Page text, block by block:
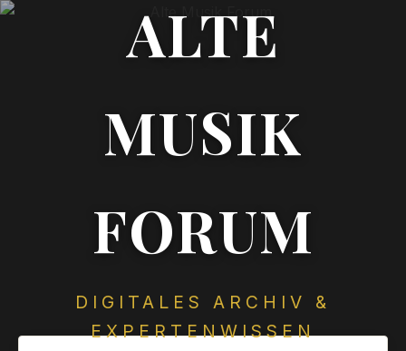
ALTE
MUSIK
FORUM
DIGITALES ARCHIV &
EXPERTENWISSEN